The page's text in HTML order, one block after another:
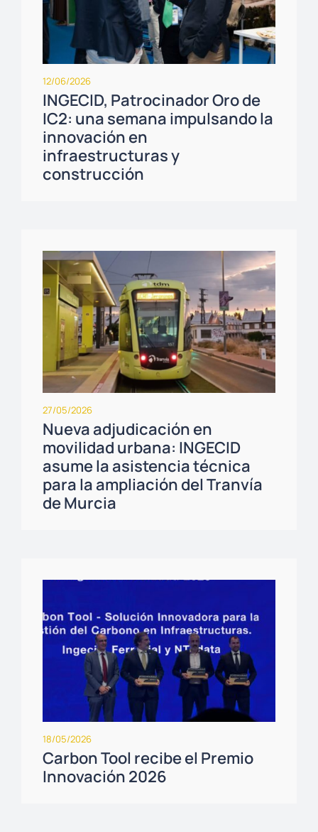
12/06/2026
INGECID, Patrocinador Oro de
IC2: una semana impulsando la
innovación en
infraestructuras y
construcción
27/05/2026
Nueva adjudicación en
movilidad urbana: INGECID
asume la asistencia técnica
para la ampliación del Tranvía
de Murcia
18/05/2026
Carbon Tool recibe el Premio
Innovación 2026